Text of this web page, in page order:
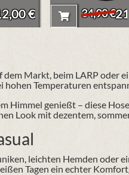
€ 34,90 €
Markt, beim LARP oder
hohen Temperaturen
Himmel genießt – diese
Look mit dezentem,
leichten Hemden oder
Tagen ein echter